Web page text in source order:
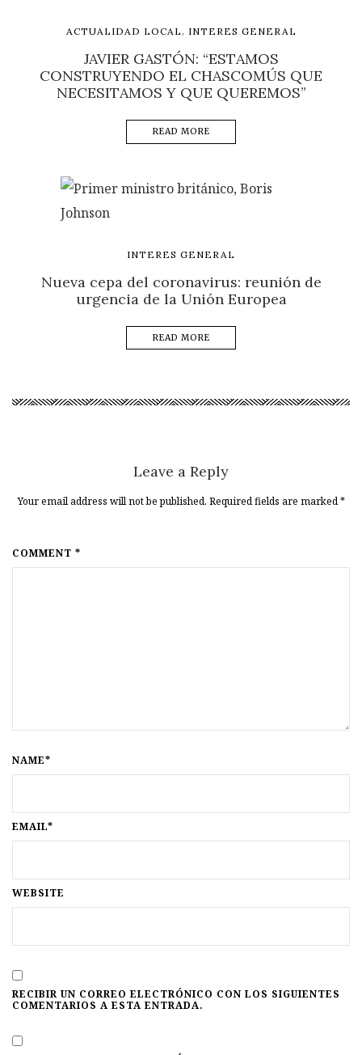
ACTUALIDAD LOCAL , INTERES GENERAL
JAVIER GASTÓN: “ESTAMOS
CONSTRUYENDO EL CHASCOMÚS QUE
NECESITAMOS Y QUE QUEREMOS”
READ MORE
INTERES GENERAL
Nueva cepa del coronavirus: reunión de
urgencia de la Unión Europea
READ MORE
Leave a Reply
Your email address will not be published. Required fields are marked*
COMMENT *
NAME*
EMAIL*
WEBSITE
RECIBIR UN CORREO ELECTRÓNICO CON LOS SIGUIENTES
COMENTARIOS A ESTA ENTRADA.